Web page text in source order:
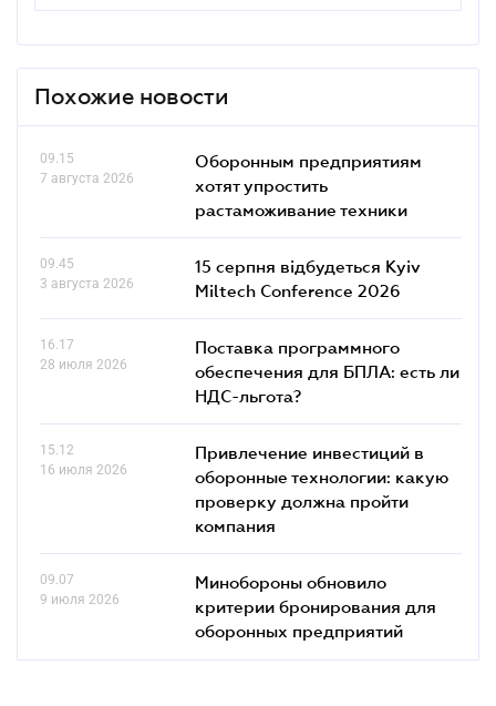
Похожие новости
09.15
7 августа 2026
Оборонным предприятиям
хотят упростить
растаможивание техники
09.45
3 августа 2026
15 серпня відбудеться Kyiv
Miltech Conference 2026
16.17
28 июля 2026
Поставка программного
обеспечения для БПЛА: есть ли
НДС-льгота?
15.12
16 июля 2026
Привлечение инвестиций в
оборонные технологии: какую
проверку должна пройти
компания
09.07
9 июля 2026
Минобороны обновило
критерии бронирования для
оборонных предприятий